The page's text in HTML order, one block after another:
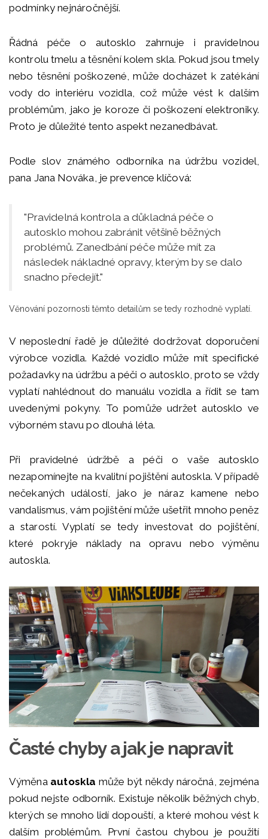
podmínky nejnáročnější.
Řádná péče o autosklo zahrnuje i pravidelnou
kontrolu tmelu a těsnění kolem skla. Pokud jsou tmely
nebo těsnění poškozené, může docházet k zatékání
vody do interiéru vozidla, což může vést k dalším
problémům, jako je koroze či poškození elektroniky.
Proto je důležité tento aspekt nezanedbávat.
Podle slov známého odborníka na údržbu vozidel,
pana Jana Nováka, je prevence klíčová:
"Pravidelná kontrola a důkladná péče o
autosklo mohou zabránit většině běžných
problémů. Zanedbání péče může mít za
následek nákladné opravy, kterým by se dalo
snadno předejít."
Věnování pozornosti těmto detailům se tedy rozhodně vyplatí.
V neposlední řadě je důležité dodržovat doporučení
výrobce vozidla. Každé vozidlo může mít specifické
požadavky na údržbu a péči o autosklo, proto se vždy
vyplatí nahlédnout do manuálu vozidla a řídit se tam
uvedenými pokyny. To pomůže udržet autosklo ve
výborném stavu po dlouhá léta.
Při pravidelné údržbě a péči o vaše autosklo
nezapomínejte na kvalitní pojištění autoskla. V případě
nečekaných událostí, jako je náraz kamene nebo
vandalismus, vám pojištění může ušetřit mnoho peněz
a starostí. Vyplatí se tedy investovat do pojištění,
které pokryje náklady na opravu nebo výměnu
autoskla.
Časté chyby a jak je napravit
Výměna autoskla může být někdy náročná, zejména
pokud nejste odborník. Existuje několik běžných chyb,
kterých se mnoho lidí dopouští, a které mohou vést k
dalším problémům. První častou chybou je použití